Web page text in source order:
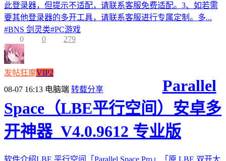
此登录器，但提示不适配，请联系客服免费适配。3、如若需
要其他登录器的多开工具，请联系客服进行专属定制。多...
#BNS 剑灵类#PC游戏
0
0 279
发帖狂魔VIP2
08-07 16:13 电脑端 转载分享
Parallel
Space（LBE平行空间）安卓多
开神器_V4.0.9612 专业版
软件介绍LBE 平行空间「Parallel Space Pro」「原 LBE 双开大